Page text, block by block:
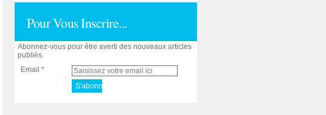
Pour Vous Inscrire...
Abonnez-vous pour être averti des nouveaux articles
publiés.
Email